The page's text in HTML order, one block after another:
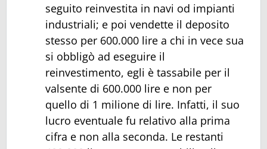
seguito reinvestita in navi od impianti
industriali; e poi vendette il deposito
stesso per 600.000 lire a chi in vece sua
si obbligò ad eseguire il
reinvestimento, egli è tassabile per il
valsente di 600.000 lire e non per
quello di 1 milione di lire. Infatti, il suo
lucro eventuale fu relativo alla prima
cifra e non alla seconda. Le restanti